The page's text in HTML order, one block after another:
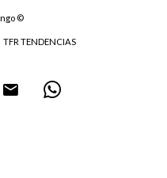
©
TFR TENDENCIAS